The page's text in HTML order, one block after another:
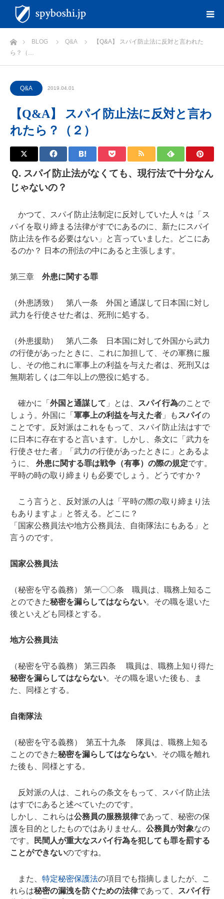
ホームBLOG Q&A
【Q&A】 スパイ防止法に反対と言われた
ら？（…
Q&A 2019.04.01
【Q&A】 スパイ防止法に反対と言わ
れたら？（２）
Ｑ. スパイ防止法がなくても、現行法で十分なん
じゃないの？
かつて、スパイ防止法制定に反対していた人々は「ス
パイを取り締まる法律がすでにあるのに、新たにスパイ
防止法を作る必要はない」と言っていました。どこにあ
るのか？ 日本の刑法の中にあると主張します。
第三章 外患に関する罪
（外患誘致） 第八一条 外国と通謀して日本国に対し
武力を行使させた者は、死刑に処する。
（外患援助） 第八二条 日本国に対して外国から武力
の行使があったときに、これに加担して、その軍務に服
し、その他これに軍事上の利益を与えた者は、死刑又は
無期若しくは二年以上の懲役に処する。
確かに「 外国と通謀して 」とは、 スパイ行為のことで
しょう。外国に「 軍事上の利益を与えた者 」も スパイの
ことです。反対派はこれをもって、スパイ防止法はすで
に日本に存在すると言います。しかし、条文に「武力を
行使させた者」「武力の行使があったときに」とあるよ
うに、 外患に関する罪は戦争（有事）の際の規定です。
平時の時の取り締まりも必要でしょう。どうですか？
こう言うと、反対派の人は「平時の際の取り締まり法
もありますよ」と答える。どこに？
「国家公務員法や地方公務員法、自衛隊法にもある」と
言うのです。
国家公務員法
（秘密を守る義務） 第一〇〇条 職員は、職務上知るこ
とのできた秘密を漏らしてはならない。その職を退いた
後といえども同様とする。
地方公務員法
（秘密を守る義務） 第三四条 職員は、職務上知り得た
秘密を漏らしてはならない。その職を退いた後も、ま
た、同様とする。
自衛隊法
（秘密を守る義務） 第五十九条 隊員は、職務上知る
ことのできた秘密を漏らしてはならない。その職を離れ
た後も、同様とする。
反対派の人は、これらの条文をもって、スパイ防止法
はすでにあると述べていたのです。
しかし、これらは公務員の服務規律であって、秘密の保
護を目的としたものではありません。 公務員が対象なの
です。
民間人が重大なスパイ行為を犯しても罪を罰する
ことができないのですね。
また、 特定秘密保護法の項目でも指摘しましたが、こ
れらは秘密の漏洩を防ぐための法律であって、
スパイ行